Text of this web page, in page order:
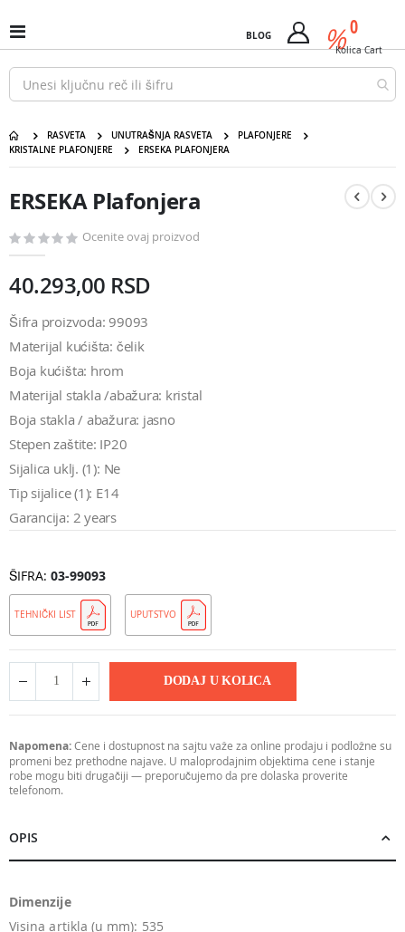
na
sadržaj
Uključi
/
isključi
Nav
BLOG %
Cart 0
Kolica Cart
RASVETA UNUTRAŠNJA RASVETA
PLAFONJERE
KRISTALNE PLAFONJERE
ERSEKA PLAFONJERA
kraj
galerije
ERSEKA Plafonjera
početak
galerije
ERSEKA Plafonjera
Ocenite ovaj proizvod
40.293,00 RSD
Šifra proizvoda: 99093
Materijal kućišta: čelik
Boja kućišta: hrom
Materijal stakla /abažura: kristal
Boja stakla / abažura: jasno
Stepen zaštite: IP20
Sijalica uklj. (1): Ne
Tip sijalice (1): E14
Garancija: 2 years
ŠIFRA 03-99093
TEHNIČKI LIST UPUTSTVO
DODAJ U KOLICA
Napomena:Cene i dostupnost na sajtu važe za online prodaju i podložne su
promeni bez prethodne najave. U maloprodajnim objektima cene i stanje
robe mogu biti drugačiji — preporučujemo da pre dolaska proverite
telefonom.
OPIS
Dimenzije
Visina artikla (u mm): 535